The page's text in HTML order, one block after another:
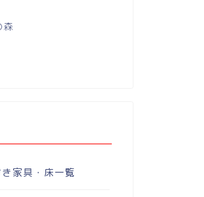
森
家具・床一覧